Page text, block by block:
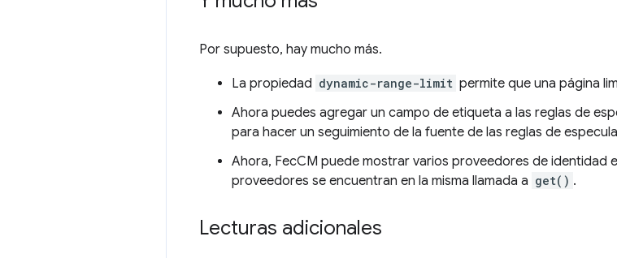
Por supuesto, hay mucho más.
La propiedad dynamic-range-limit permite que una página
Ahora puedes agregar un campo de etiqueta a las reglas de
para hacer un seguimiento de la fuente de las reglas de
Ahora, FecCM puede mostrar varios proveedores de identidad
proveedores se encuentran en la misma llamada a get() .
Lecturas adicionales